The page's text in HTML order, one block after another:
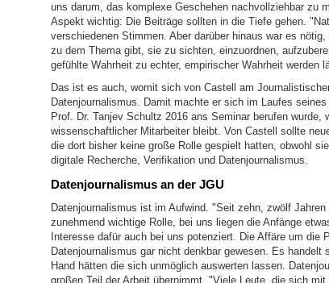
uns darum, das komplexe Geschehen nachvollziehbar zu
Aspekt wichtig: Die Beiträge sollten in die Tiefe gehen.
verschiedenen Stimmen. Aber darüber hinaus war es
zu dem Thema gibt, sie zu sichten, einzuordnen,
gefühlte Wahrheit zu echter, empirischer Wahrheit werden
Das ist es auch, womit sich von Castell am
Datenjournalismus. Damit machte er sich im Laufes
Prof. Dr. Tanjev Schultz 2016 ans Seminar berufen
wissenschaftlicher Mitarbeiter bleibt. Von Castell sollte
die dort bisher keine große Rolle gespielt hatten, obwohl
digitale Recherche, Verifikation und Datenjournalismus.
Datenjournalismus an der JGU
Datenjournalismus ist im Aufwind. "Seit zehn, zwölf
zunehmend wichtige Rolle, bei uns liegen die Anfänge
Interesse dafür auch bei uns potenziert. Die Affäre um die
Datenjournalismus gar nicht denkbar gewesen. Es
Hand hätten die sich unmöglich auswerten lassen.
großen Teil der Arbeit übernimmt. "Viele Leute, die sich